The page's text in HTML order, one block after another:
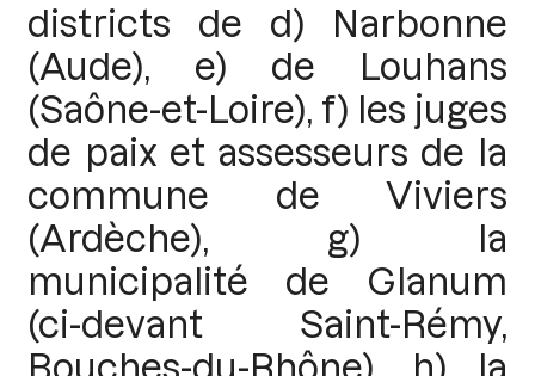
districts de d) Narbonne
(Aude), e) de Louhans
(Saône-et-Loire), f) les juges
de paix et assesseurs de la
commune de Viviers
(Ardèche), g) la
municipalité de Glanum
(ci-devant Saint-Rémy,
Bouches-du-Rhône), h) la